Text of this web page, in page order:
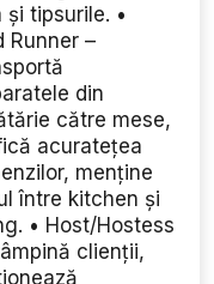
și tipsurile. •
Runner –
din
către mese,
acuratețea
menține
între kitchen și
• Host/Hostess
clienții,